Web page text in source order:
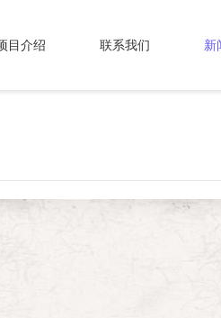
目介绍 联系我们 新